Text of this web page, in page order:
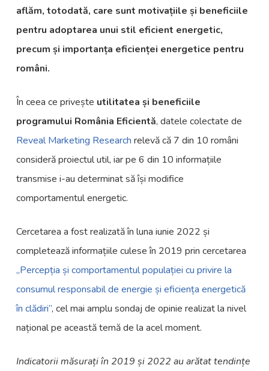
aflăm, totodată, care sunt motivațiile și beneficiile
pentru adoptarea unui stil eficient energetic,
precum și importanța eficienței energetice pentru
români.
În ceea ce privește utilitatea și beneficiile
programului România Eficientă, datele colectate de
Reveal Marketing Research relevă că 7 din 10 români
consideră proiectul util, iar pe 6 din 10 informațiile
transmise i-au determinat să își modifice
comportamentul energetic.
Cercetarea a fost realizată în luna iunie 2022 și
completează informațiile culese în 2019 prin cercetarea
„Percepția și comportamentul populației cu privire la
consumul responsabil de energie și eficiența energetică
în clădiri”, cel mai amplu sondaj de opinie realizat la nivel
național pe această temă de la acel moment.
Indicatorii măsurați în 2019 și 2022 au arătat tendințe